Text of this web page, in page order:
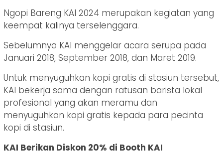
Ngopi Bareng KAI 2024 merupakan kegiatan yang
keempat kalinya terselenggara.
Sebelumnya KAI menggelar acara serupa pada
Januari 2018, September 2018, dan Maret 2019.
Untuk menyuguhkan kopi gratis di stasiun tersebut,
KAI bekerja sama dengan ratusan barista lokal
profesional yang akan meramu dan
menyuguhkan kopi gratis kepada para pecinta
kopi di stasiun.
KAI Berikan Diskon 20% di Booth KAI